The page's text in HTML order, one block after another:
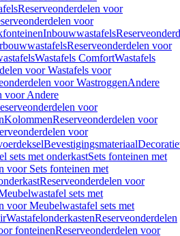
Reserveonderdelen voor
voor
Inbouwwastafels
Reserveonderdelen voor
Wastafels ComfortWastafels
voor Wastafels voor
voor WastroggenAndere
voor Andere
voor
KolommenReserveonderdelen voor
voor
Bevestigingsmateriaal
sets met onderkastSets fonteinen met
voor Sets fonteinen met
Reserveonderdelen voor
sets met
voor Meubelwastafel sets met
WastafelonderkastenReserveonderdelen
fonteinenReserveonderdelen voor